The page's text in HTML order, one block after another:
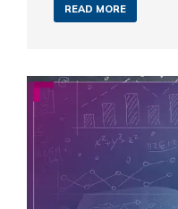
READ MORE